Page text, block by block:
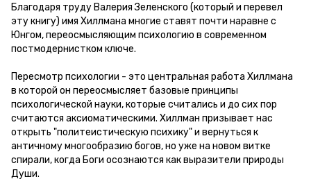
Благодаря труду Валерия Зеленского (который и перевел
эту книгу) имя Хиллмана многие ставят почти наравне с
Юнгом, переосмысляющим психологию в современном
постмодернистком ключе.
Пересмотр психологии - это центральная работа Хиллмана
в которой он переосмысляет базовые принципы
психологической науки, которые считались и до сих пор
считаются аксиоматическими. Хиллман призывает нас
открыть "политеистическую психику" и вернуться к
античному многообразию богов, но уже на новом витке
спирали, когда Боги осознаются как выразители природы
Души.